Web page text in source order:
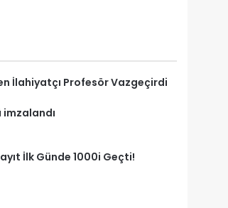
İlahiyatçı Profesör Vazgeçirdi
İlk Günde 1000i Geçti!